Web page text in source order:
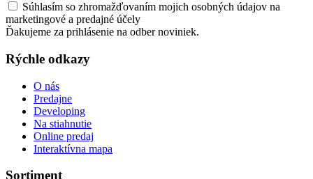
Súhlasím so zhromažďovaním mojich osobných údajov na
marketingové a predajné účely
Ďakujeme za prihlásenie na odber noviniek.
Rýchle odkazy
O nás
Predajne
Developing
Na stiahnutie
Online predaj
Interaktívna mapa
Sortiment